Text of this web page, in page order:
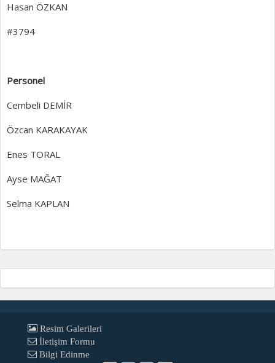
Hasan ÖZKAN
#3794
Personel
Cembeli DEMİR
Özcan KARAKAYAK
Enes TORAL
Ayse MAĞAT
Selma KAPLAN
Resim Galerileri
İletişim Formu
Bilgi Edinme